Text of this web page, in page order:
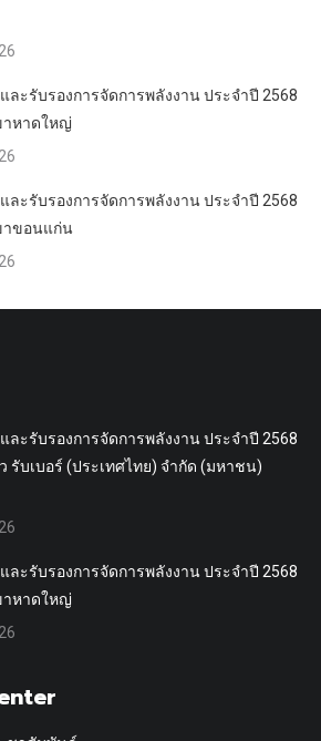
ละรับรองการจัดการพลังงาน ประจำปี 2568
าหาดใหญ่
ละรับรองการจัดการพลังงาน ประจำปี 2568
าขอนแก่น
ละรับรองการจัดการพลังงาน ประจำปี 2568
รับเบอร์ (ประเทศไทย) จำกัด (มหาชน)
ละรับรองการจัดการพลังงาน ประจำปี 2568
าหาดใหญ่